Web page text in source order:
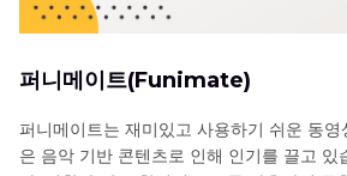
퍼니메이트(Funimate)
퍼니메이트는 재미있고 사용하기 쉬운 동영
은 음악 기반 콘텐츠로 인해 인기를 끌고 있